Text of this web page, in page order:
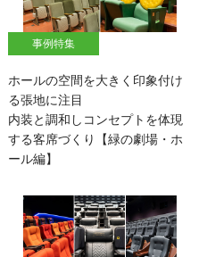
事例特集
ホールの空間を大きく印象付け
る張地に注目
内装と調和しコンセプトを体現
する客席づくり【緑の劇場・ホ
ール編】